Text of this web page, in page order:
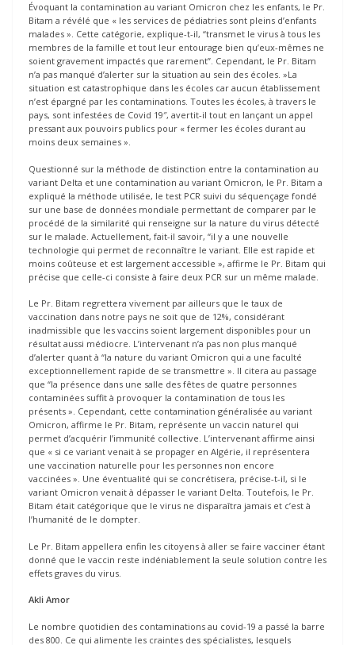
Évoquant la contamination au variant Omicron chez les enfants, le Pr.
Bitam a révélé que « les services de pédiatries sont pleins d’enfants
malades ». Cette catégorie, explique-t-il, “transmet le virus à tous les
membres de la famille et tout leur entourage bien qu’eux-mêmes ne
soient gravement impactés que rarement”. Cependant, le Pr. Bitam
n’a pas manqué d’alerter sur la situation au sein des écoles. »La
situation est catastrophique dans les écoles car aucun établissement
n’est épargné par les contaminations. Toutes les écoles, à travers le
pays, sont infestées de Covid 19″, avertit-il tout en lançant un appel
pressant aux pouvoirs publics pour « fermer les écoles durant au
moins deux semaines ».
Questionné sur la méthode de distinction entre la contamination au
variant Delta et une contamination au variant Omicron, le Pr. Bitam a
expliqué la méthode utilisée, le test PCR suivi du séquençage fondé
sur une base de données mondiale permettant de comparer par le
procédé de la similarité qui renseigne sur la nature du virus détecté
sur le malade. Actuellement, fait-il savoir, “il y a une nouvelle
technologie qui permet de reconnaître le variant. Elle est rapide et
moins coûteuse et est largement accessible », affirme le Pr. Bitam qui
précise que celle-ci consiste à faire deux PCR sur un même malade.
Le Pr. Bitam regrettera vivement par ailleurs que le taux de
vaccination dans notre pays ne soit que de 12%, considérant
inadmissible que les vaccins soient largement disponibles pour un
résultat aussi médiocre. L’intervenant n’a pas non plus manqué
d’alerter quant à “la nature du variant Omicron qui a une faculté
exceptionnellement rapide de se transmettre ». Il citera au passage
que “la présence dans une salle des fêtes de quatre personnes
contaminées suffit à provoquer la contamination de tous les
présents ». Cependant, cette contamination généralisée au variant
Omicron, affirme le Pr. Bitam, représente un vaccin naturel qui
permet d’acquérir l’immunité collective. L’intervenant affirme ainsi
que « si ce variant venait à se propager en Algérie, il représentera
une vaccination naturelle pour les personnes non encore
vaccinées ». Une éventualité qui se concrétisera, précise-t-il, si le
variant Omicron venait à dépasser le variant Delta. Toutefois, le Pr.
Bitam était catégorique que le virus ne disparaîtra jamais et c’est à
l’humanité de le dompter.
Le Pr. Bitam appellera enfin les citoyens à aller se faire vacciner étant
donné que le vaccin reste indéniablement la seule solution contre les
effets graves du virus.
Akli Amor
Le nombre quotidien des contaminations au covid-19 a passé la barre
des 800. Ce qui alimente les craintes des spécialistes, lesquels